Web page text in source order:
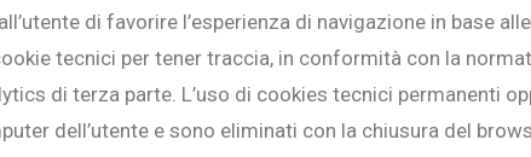
di favorire l’esperienza di navigazione in base
tecnici per tener traccia, in conformità con la
di terza parte. L’uso di cookies tecnici permanenti
dell’utente e sono eliminati con la chiusura del